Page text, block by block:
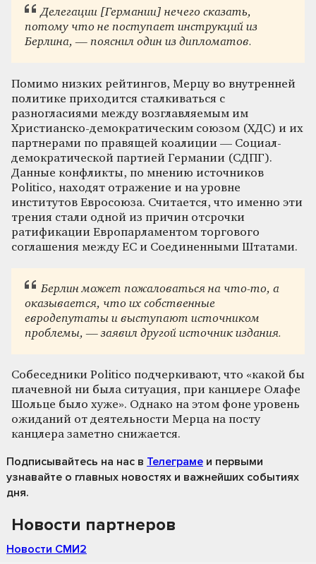
Делегации [Германии] нечего сказать,
потому что не поступает инструкций из
Берлина, — пояснил один из дипломатов.
Помимо низких рейтингов, Мерцу во внутренней
политике приходится сталкиваться с
разногласиями между возглавляемым им
Христианско-демократическим союзом (ХДС) и их
партнерами по правящей коалиции — Социал-
демократической партией Германии (СДПГ).
Данные конфликты, по мнению источников
Politico, находят отражение и на уровне
институтов Евросоюза. Считается, что именно эти
трения стали одной из причин отсрочки
ратификации Европарламентом торгового
соглашения между ЕС и Соединенными Штатами.
Берлин может пожаловаться на что-то, а
оказывается, что их собственные
евродепутаты и выступают источником
проблемы, — заявил другой источник издания.
Собеседники Politico подчеркивают, что «какой бы
плачевной ни была ситуация, при канцлере Олафе
Шольце было хуже». Однако на этом фоне уровень
ожиданий от деятельности Мерца на посту
канцлера заметно снижается.
Подписывайтесь на нас в Телеграме и первыми
узнавайте о главных новостях и важнейших событиях
дня.
Новости партнеров
Новости СМИ2